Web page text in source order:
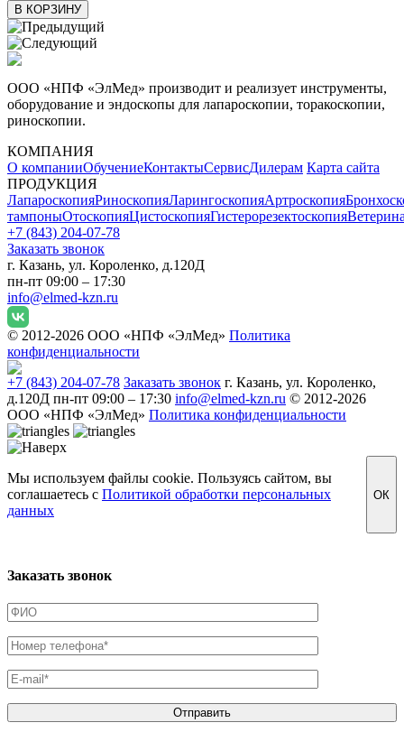
В КОРЗИНУ
ООО «НПФ «ЭлМед» производит и реализует инструменты,
оборудование и эндоскопы для лапароскопии, торакоскопии,
риноскопии.
КОМПАНИЯ
О компанииОбучениеКонтактыСервисДилерам Карта сайта
ПРОДУКЦИЯ
ЛапароскопияРиноскопияЛарингоскопияАртроскопия
тампоныОтоскопияЦистоскопияГистерорезектоскопия
+7 (843) 204-07-78
Заказать звонок
г. Казань, ул. Короленко, д.120Д
пн-пт 09:00 – 17:30
info@elmed-kzn.ru
© 2012-2026 ООО «НПФ «ЭлМед» Политика
конфиденциальности
+7 (843) 204-07-78 Заказать звонок г. Казань, ул. Короленко,
д.120Д пн-пт 09:00 – 17:30 info@elmed-kzn.ru © 2012-2026
ООО «НПФ «ЭлМед» Политика конфиденциальности
Мы используем файлы cookie. Пользуясь сайтом, вы
соглашаетесь с Политикой обработки персональных
данных
ОК
Заказать звонок